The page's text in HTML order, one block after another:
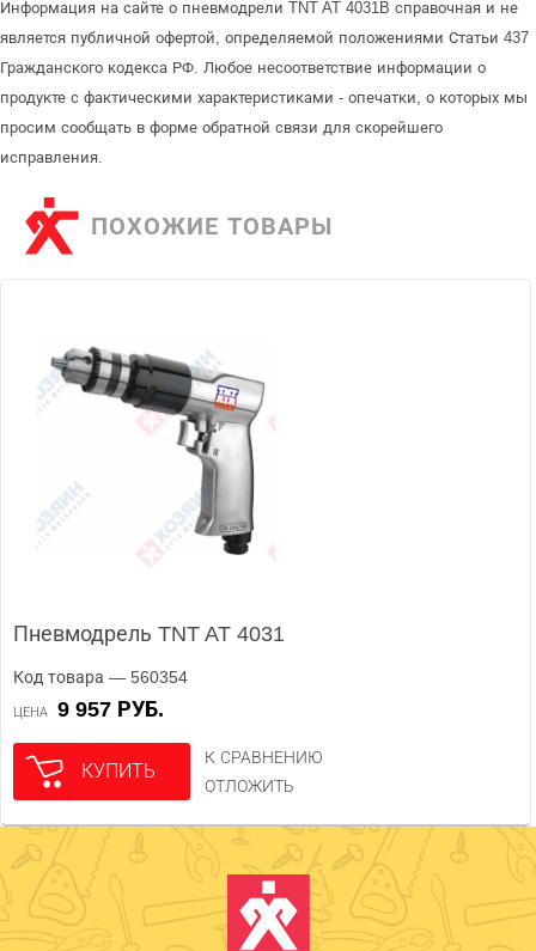
Информация на сайте о пневмодрели TNT AT 4031B справочная и не
является публичной офертой, определяемой положениями Статьи 437
Гражданского кодекса РФ. Любое несоответствие информации о
продукте с фактическими характеристиками - опечатки, о которых мы
просим сообщать в форме обратной связи для скорейшего
исправления.
ПОХОЖИЕ ТОВАРЫ
Пневмодрель TNT AT 4031
Код товара — 560354
ЦЕНА 9 957 РУБ.
КУПИТЬ
К СРАВНЕНИЮ
ОТЛОЖИТЬ